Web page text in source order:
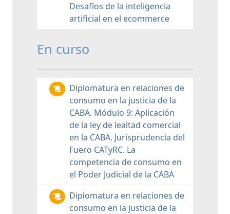
Desafíos de la inteligencia
artificial en el ecommerce
En curso
Diplomatura en relaciones de
consumo en la justicia de la
CABA. Módulo 9: Aplicación
de la ley de lealtad comercial
en la CABA. Jurisprudencia del
Fuero CATyRC. La
competencia de consumo en
el Poder Judicial de la CABA
Diplomatura en relaciones de
consumo en la justicia de la